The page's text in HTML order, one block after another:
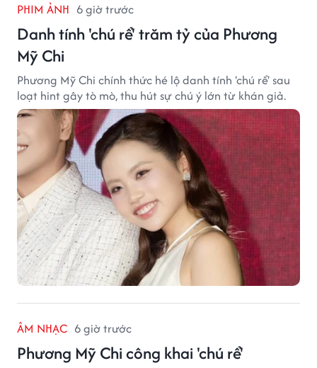
PHIM ẢNH 6 giờ trước
Danh tính 'chú rể' trăm tỷ của Phương
Mỹ Chi
Phương Mỹ Chi chính thức hé lộ danh tính 'chú rể' sau
loạt hint gây tò mò, thu hút sự chú ý lớn từ khán giả.
ÂM NHẠC 6 giờ trước
Phương Mỹ Chi công khai 'chú rể'